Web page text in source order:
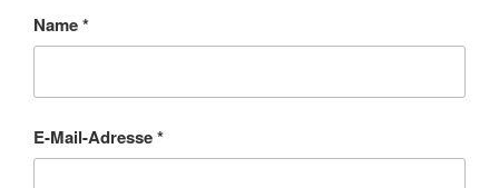
Name*
E-Mail-Adresse*